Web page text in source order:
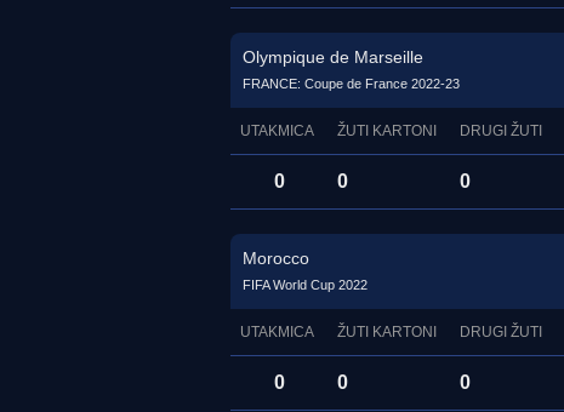
Olympique de Marseille
FRANCE: Coupe de France 2022-23
UTAKMICA ŽUTI KARTONI DRUGI ŽUTI
0 0 0
Morocco
FIFA World Cup 2022
UTAKMICA ŽUTI KARTONI DRUGI ŽUTI
0 0 0